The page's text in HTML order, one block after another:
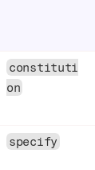
constituti
on
specify